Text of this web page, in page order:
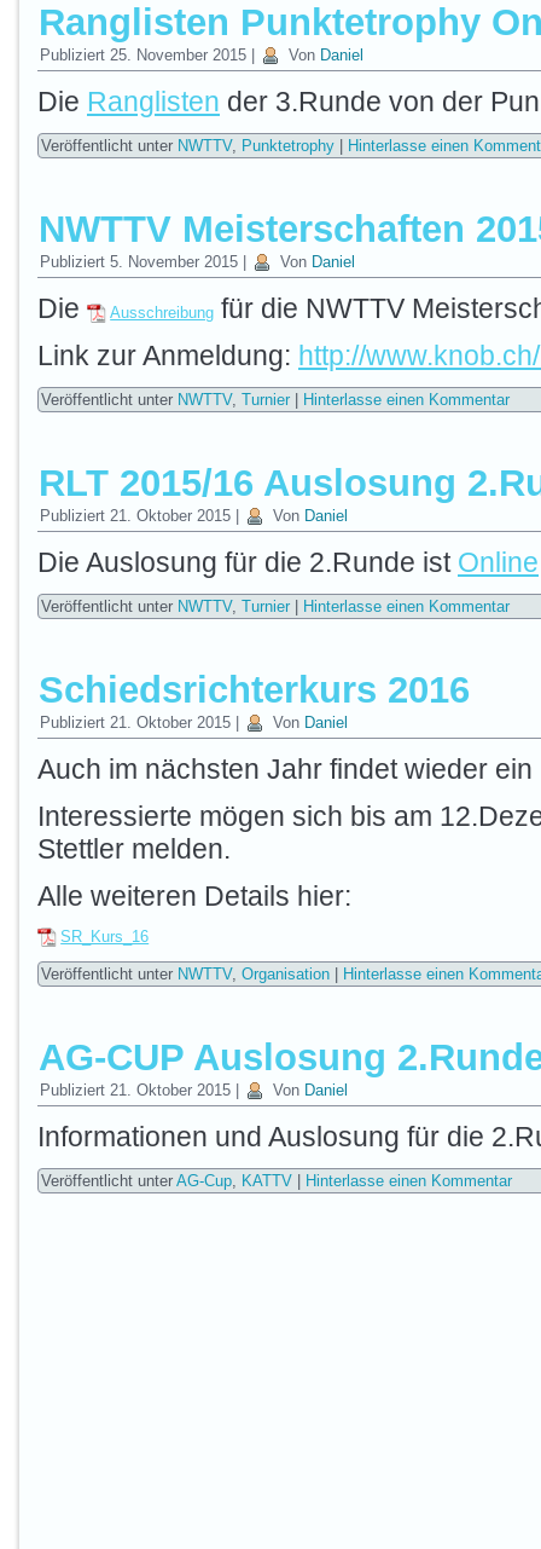
Ranglisten Punktetrophy
Publiziert 25. November 2015 Von Daniel
Die Ranglisten der 3.Runde von der
Veröffentlicht unter NWTTV, Punktetrophy Hinterlasse einen
NWTTV Meisterschaften
Publiziert 5. November 2015 Von Daniel
Die Ausschreibung für die NWTTV
Link zur Anmeldung: http://
Veröffentlicht unter NWTTV, Turnier Hinterlasse einen Kommentar
RLT 2015/16 Auslosung
Publiziert 21. Oktober 2015 Von Daniel
Die Auslosung für die 2.Runde ist Online
Veröffentlicht unter NWTTV, Turnier Hinterlasse einen Kommentar
Schiedsrichterkurs 2016
Publiziert 21. Oktober 2015 Von Daniel
Auch im nächsten Jahr findet wieder
Interessierte mögen sich bis am
Stettler melden.
Alle weiteren Details hier:
SR_Kurs_16
Veröffentlicht unter NWTTV, Organisation Hinterlasse einen
AG-CUP Auslosung
Publiziert 21. Oktober 2015 Von Daniel
Informationen und Auslosung für die
Veröffentlicht unter AG-Cup, KATTV Hinterlasse einen Kommentar